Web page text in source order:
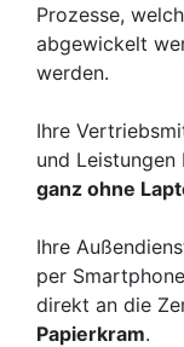
Prozesse,
abgewickelt
werden.
Ihre
und
ganz ohne
Ihre
per
direkt an die
Papierkram.